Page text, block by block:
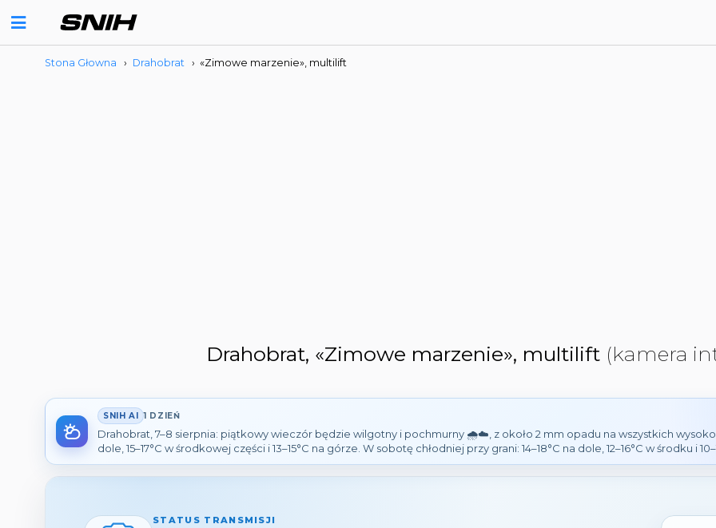
Stona Głowna › Drahobrat › «Zimowe marzenie», multilift
Drahobrat, «Zimowe marzenie», multilift (kamera
SNIH AI 1 DZIEŃ
Drahobrat, 7–8 sierpnia: piątkowy wieczór będzie wilgotny i pochmurny 🌧️☁️, z około 2 mm opadu na wszystkich
dole, 15–17°C w środkowej części i 13–15°C na górze. W sobotę chłodniej przy grani: 14–18°C na dole, 12–16°C w środku i
możliwe są krótkie, lokalne opady deszczu ze śniegiem lub mokrego śniegu, praktycznie bez przyrostu; później
Najsilniejszy wiatr do 16 km/h 💨, poranne chmury mogą ograniczać widoczność. Zachód słońca dziś o 20:52 ma 18%
STATUS TRANSMISJI